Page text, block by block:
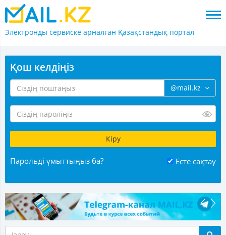
Электронды сервиске арналған Қазақстандық портал
Қош келдіңіз
@mail.kz
Парольді ұмыттыңыз ба? Есте сақтау